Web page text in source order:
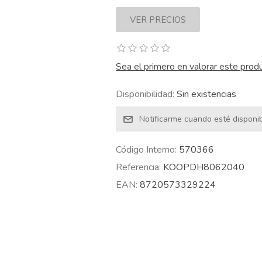
Sea el primero en valorar este
Disponibilidad: Sin existencias
Código Interno: 570366
Referencia: KOOPDH8062040
EAN: 8720573329224